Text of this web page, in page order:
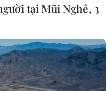
tại Mũi Nghê, 3